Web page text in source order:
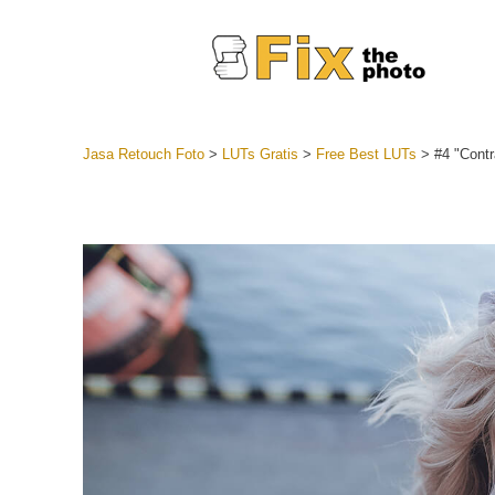
Jasa
Koleksi
Jasa Retouch Foto> LUTs Gratis > Free Best LUTs > #4